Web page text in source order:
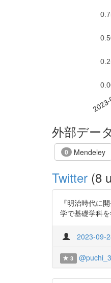
外部デー
0 Mendeley
Twitter (8
『明治時代に
学で基礎学科
2023-09-
3